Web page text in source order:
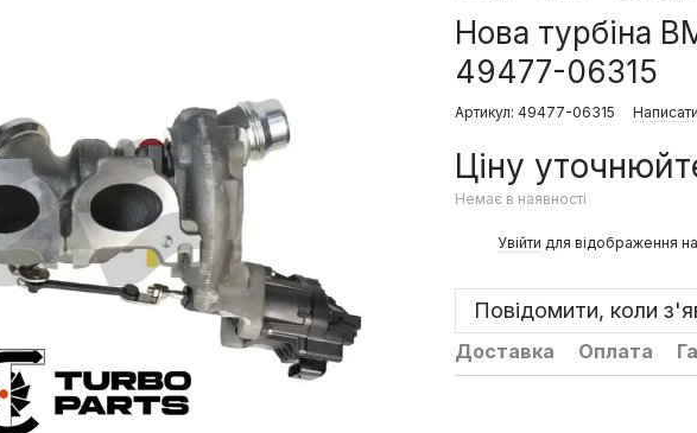
Нова турбіна
49477-06315
Артикул: 49477-06315
Ціну
Немає в наявності
Увійти для відображення
Повідомити, коли
Доставка Оплата